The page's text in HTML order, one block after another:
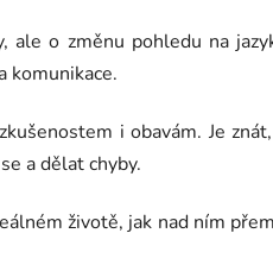
ale o změnu pohledu na
komunikace.
i obavám. Je
a dělat chyby.
životě, jak nad ním